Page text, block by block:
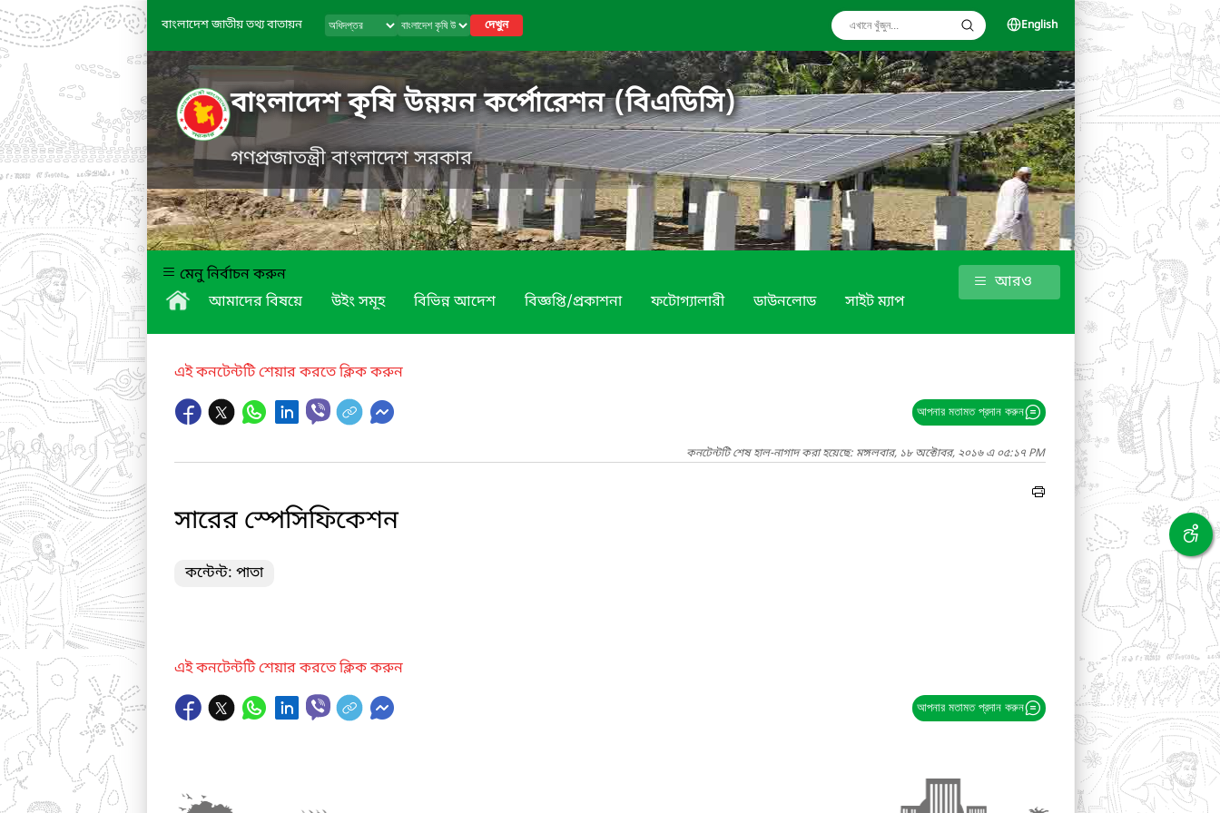
বাংলাদেশ জাতীয় তথ্য বাতায়ন দেখুন English
বাংলাদেশ কৃষি উন্নয়ন কর্পোরেশন (বিএডিসি)
গণপ্রজাতন্ত্রী বাংলাদেশ সরকার
মেনু নির্বাচন করুন
আমাদের বিষয়ে
উইং সমূহ বিভিন্ন আদেশ বিজ্ঞপ্তি/প্রকাশনা ফটোগ্যালারী ডাউনলোড সাইট ম্যাপ
আরও
এই কনটেন্টটি শেয়ার করতে ক্লিক করুন
আপনার মতামত প্রদান করুন
কনটেন্টটি শেষ হাল-নাগাদ করা হয়েছে: মঙ্গলবার, ১৮ অক্টোবর, ২০১৬ এ ০৫:১৭ PM
সারের স্পেসিফিকেশন
কন্টেন্ট: পাতা
এই কনটেন্টটি শেয়ার করতে ক্লিক করুন
আপনার মতামত প্রদান করুন